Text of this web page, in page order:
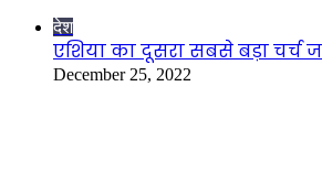
देश
एशिया का दूसरा सबसे बड़ा चर्च
December 25, 2022